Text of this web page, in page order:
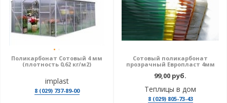
Поликарбонат Сотовый 4 мм
(плотность 0,62 кг/м2)
implast
8 (029) 737-89-00
Сотовый поликарбонат
прозрачный Европласт 4мм
99,00 руб.
Теплицы в дом
8 (029) 805-73-43